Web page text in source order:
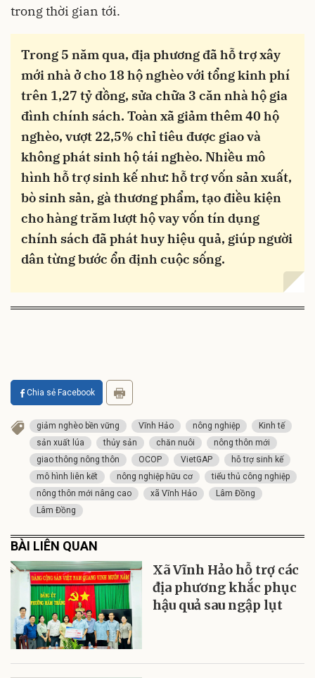
trong thời gian tới.
Trong 5 năm qua, địa phương đã hỗ trợ xây
mới nhà ở cho 18 hộ nghèo với tổng kinh phí
trên 1,27 tỷ đồng, sửa chữa 3 căn nhà hộ gia
đình chính sách. Toàn xã giảm thêm 40 hộ
nghèo, vượt 22,5% chỉ tiêu được giao và
không phát sinh hộ tái nghèo. Nhiều mô
hình hỗ trợ sinh kế như: hỗ trợ vốn sản xuất,
bò sinh sản, gà thương phẩm, tạo điều kiện
cho hàng trăm lượt hộ vay vốn tín dụng
chính sách đã phát huy hiệu quả, giúp người
dân từng bước ổn định cuộc sống.
Chia sẻ Facebook
giảm nghèo bền vững Vĩnh Hảo nông nghiệp
Kinh tế
sản xuất lúa
thủy sản chăn nuôi
nông thôn mới
giao thông nông thôn
OCOP VietGAP
hỗ trợ sinh kế
mô hình liên kết
nông nghiệp hữu cơ
tiểu thủ công nghiệp
nông thôn mới nâng cao
xã Vĩnh Hảo
Lâm Đồng
Lâm Đồng
BÀI LIÊN QUAN
Xã Vĩnh Hảo hỗ trợ các
địa phương khắc phục
hậu quả sau ngập lụt